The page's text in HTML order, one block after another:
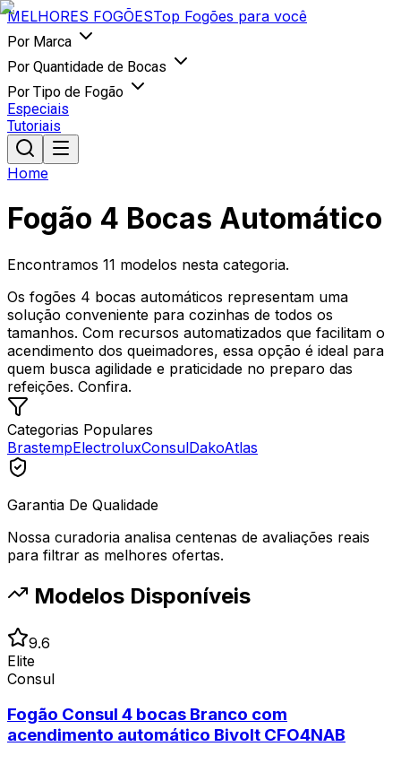
MELHORES FOGÕESTop Fogões para você
Por Marca
Por Quantidade de Bocas
Por Tipo de Fogão
Especiais
Tutoriais
Home
Fogão 4 Bocas Automático
Encontramos 11 modelos nesta categoria.
Os fogões 4 bocas automáticos representam uma
solução conveniente para cozinhas de todos os
tamanhos. Com recursos automatizados que facilitam o
acendimento dos queimadores, essa opção é ideal para
quem busca agilidade e praticidade no preparo das
refeições. Confira.
Categorias Populares
BrastempElectroluxConsulDakoAtlas
Garantia De Qualidade
Nossa curadoria analisa centenas de avaliações reais
para filtrar as melhores ofertas.
Modelos Disponíveis
9.6
Elite
Consul
Fogão Consul 4 bocas Branco com
acendimento automático Bivolt CFO4NAB